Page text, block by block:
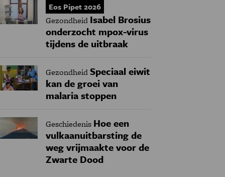
Eos Pipet 2026
Gezondheid Isabel Brosius
onderzocht mpox-virus
tijdens de uitbraak
GezondheidSpeciaal eiwit
kan de groei van
malaria stoppen
Geschiedenis Hoe een
vulkaanuitbarsting de
weg vrijmaakte voor de
Zwarte Dood